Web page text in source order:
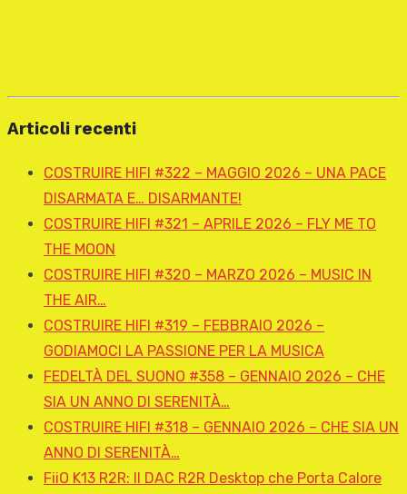
Articoli recenti
COSTRUIRE HIFI #322 – MAGGIO 2026 – UNA PACE
DISARMATA E… DISARMANTE!
COSTRUIRE HIFI #321 – APRILE 2026 – FLY ME TO
THE MOON
COSTRUIRE HIFI #320 – MARZO 2026 – MUSIC IN
THE AIR…
COSTRUIRE HIFI #319 – FEBBRAIO 2026 –
GODIAMOCI LA PASSIONE PER LA MUSICA
FEDELTÀ DEL SUONO #358 – GENNAIO 2026 – CHE
SIA UN ANNO DI SERENITÀ…
COSTRUIRE HIFI #318 – GENNAIO 2026 – CHE SIA UN
ANNO DI SERENITÀ…
FiiO K13 R2R: Il DAC R2R Desktop che Porta Calore